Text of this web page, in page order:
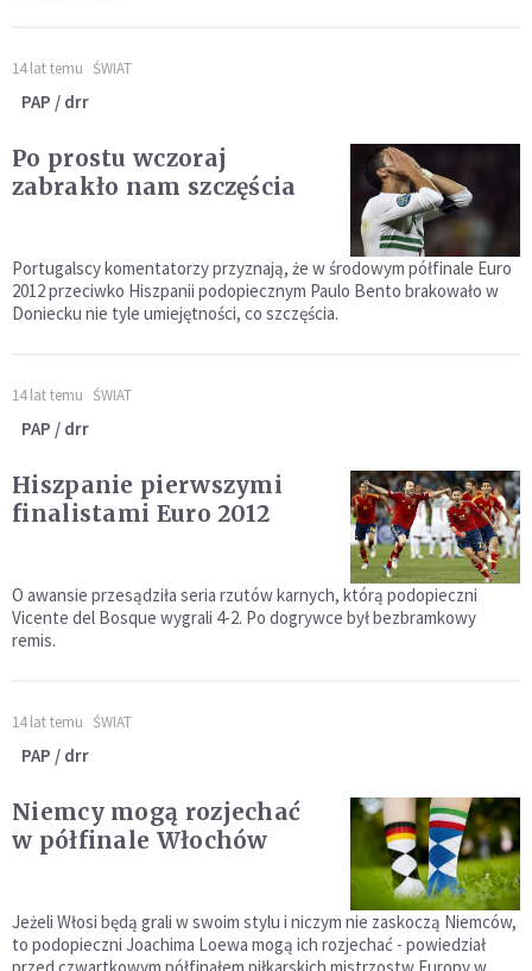
14 lat temu ŚWIAT
PAP / drr
Po prostu wczoraj
zabrakło nam szczęścia
Portugalscy komentatorzy przyznają, że w środowym półfinale Euro
2012 przeciwko Hiszpanii podopiecznym Paulo Bento brakowało w
Doniecku nie tyle umiejętności, co szczęścia.
14 lat temu ŚWIAT
PAP / drr
Hiszpanie pierwszymi
finalistami Euro 2012
O awansie przesądziła seria rzutów karnych, którą podopieczni
Vicente del Bosque wygrali 4-2. Po dogrywce był bezbramkowy
remis.
14 lat temu ŚWIAT
PAP / drr
Niemcy mogą rozjechać
w półfinale Włochów
Jeżeli Włosi będą grali w swoim stylu i niczym nie zaskoczą Niemców,
to podopieczni Joachima Loewa mogą ich rozjechać - powiedział